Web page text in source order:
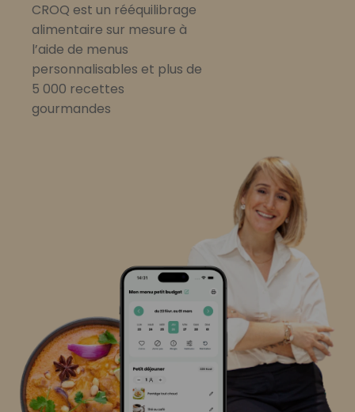
CROQ est un rééquilibrage
alimentaire sur mesure à
l’aide de menus
personnalisables et plus de
5 000 recettes
gourmandes